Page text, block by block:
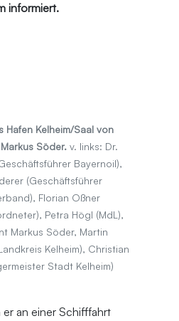
informiert.
Hafen Kelheim/Saal von
Söder. v. links: Dr.
Bayernoil),
(Geschäftsführer
Florian Oßner
Petra Högl (MdL),
Markus Söder, Martin
Kelheim), Christian
Stadt Kelheim)
er an einer Schifffahrt